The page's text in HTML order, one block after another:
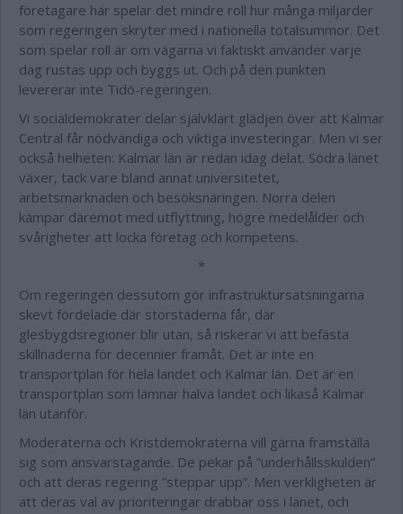
företagare här spelar det mindre roll hur många miljarder
som regeringen skryter med i nationella totalsummor. Det
som spelar roll är om vägarna vi faktiskt använder varje
dag rustas upp och byggs ut. Och på den punkten
levererar inte Tidö-regeringen.
Vi socialdemokrater delar självklart glädjen över att Kalmar
Central får nödvändiga och viktiga investeringar. Men vi ser
också helheten: Kalmar län är redan idag delat. Södra länet
växer, tack vare bland annat universitetet,
arbetsmarknaden och besöksnäringen. Norra delen
kämpar däremot med utflyttning, högre medelålder och
svårigheter att locka företag och kompetens.
*
Om regeringen dessutom gör infrastruktursatsningarna
skevt fördelade där storstäderna får, där
glesbygdsregioner blir utan, så riskerar vi att befästa
skillnaderna för decennier framåt. Det är inte en
transportplan för hela landet och Kalmar län. Det är en
transportplan som lämnar halva landet och likaså Kalmar
län utanför.
Moderaterna och Kristdemokraterna vill gärna framställa
sig som ansvarstagande. De pekar på ”underhållsskulden”
och att deras regering ”steppar upp”. Men verkligheten är
att deras val av prioriteringar drabbar oss i länet, och